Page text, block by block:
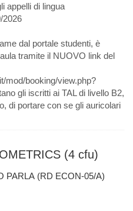
appelli di lingua
2026
dal portale studenti, è
tramite il NUOVO link del
mod/booking/view.php?
gli iscritti ai TAL di livello B2,
di portare con se gli auricolari
(4 cfu)
PARLA (RD ECON-05/A)